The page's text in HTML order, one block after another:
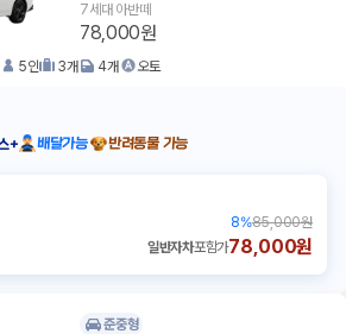
7세대 아반떼
78,000원
5인 3개 4개 오토
+ 배달가능 반려동물 가능
8%85,000원
일반자차포함가78,000원
준중형